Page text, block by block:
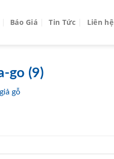
Báo Giá Tin Tức Liên hệ
go (9)
gỗ